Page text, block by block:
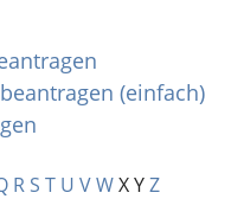
(einfach)
R S T U VWXYZ